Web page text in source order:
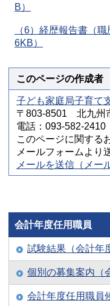
B）
（6）経歴報告書（
6KB）
このページの作成者
子ども家庭局子育て
〒803-8501 北九州
電話：093-582-
このページに関する
メールフォームより
メールを送信（メー
会計年度任用職員
試験結果（会計年
個別の募集案内（
会計年度任用職員